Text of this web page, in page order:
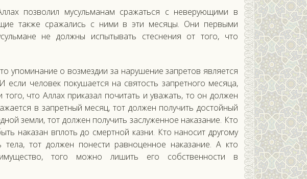
позволил мусульманам сражаться с неверующими в
также сражались с ними в эти месяцы. Они первыми
не должны испытывать стеснения от того, что
упоминание о возмездии за нарушение запретов является
человек покушается на святость запретного месяца,
что Аллах приказал почитать и уважать, то он должен
в запретный месяц, тот должен получить достойный
земли, тот должен получить заслуженное наказание. Кто
наказан вплоть до смертной казни. Кто наносит другому
тела, тот должен понести равноценное наказание. А кто
того можно лишить его собственности в